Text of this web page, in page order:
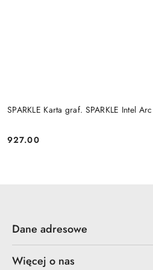
SPARKLE Karta graf. SPARKLE Intel
Cena:
927.00
Dane adresowe
Więcej o nas